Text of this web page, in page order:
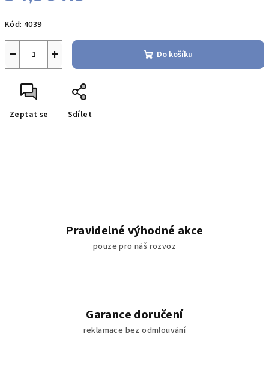
cena:
Kód: 4039
+
− Do košíku
Zeptat se Sdílet
Pravidelné výhodné akce
pouze pro náš rozvoz
Garance doručení
reklamace bez odmlouvání